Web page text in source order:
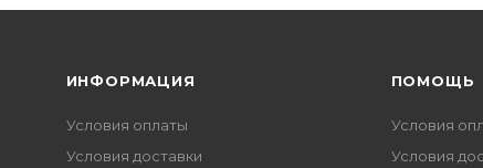
ИНФОРМАЦИЯ
Условия оплаты
Условия доставки
ПОМОЩЬ
Условия
Условия